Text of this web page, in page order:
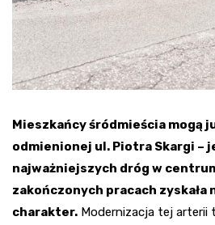
Mieszkańcy śródmieścia mogą
odmienionej ul. Piotra Skargi –
najważniejszych dróg w
zakończonych pracach
charakter. Modernizacja tej arterii